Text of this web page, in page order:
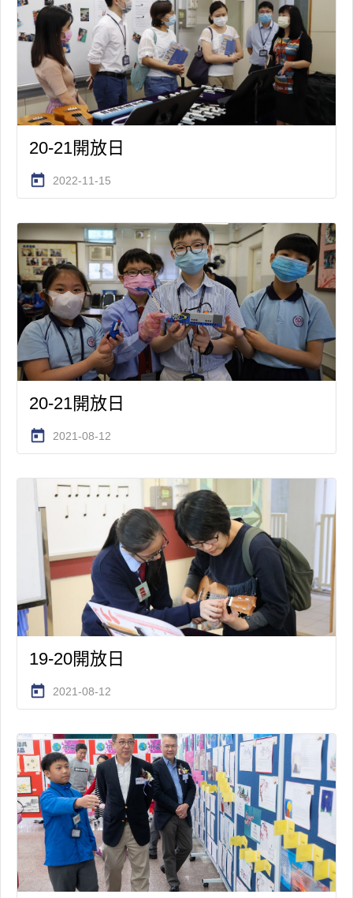
20-21開放日
today 2022-11-15
20-21開放日
today 2021-08-12
19-20開放日
today 2021-08-12